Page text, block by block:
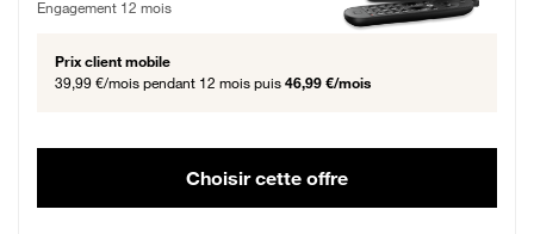
Engagement 12 mois
Prix client mobile
39,99 €/mois pendant 12 mois puis 46,99 €/mois
Choisir cette offre